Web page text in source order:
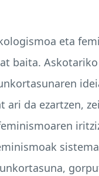
eta
baita.
ari da ezartzen,